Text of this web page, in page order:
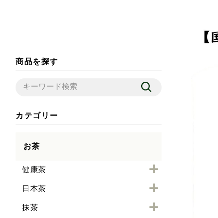
商品を探す
カテゴリー
お茶
健康茶
日本茶
抹茶